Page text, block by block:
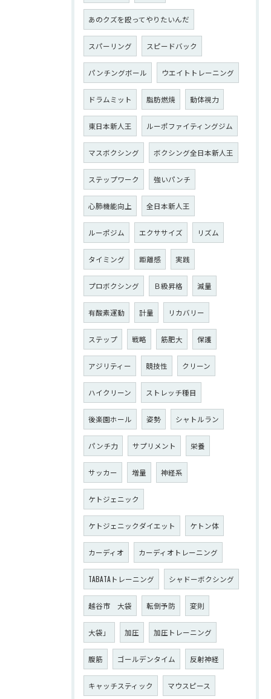
あのクズを殴ってやりたいんだ
スパーリング スピードバック
パンチングボール ウエイトトレーニング
ドラムミット 脂肪燃焼 動体視力
東日本新人王 ルーポファイティングジム
マスボクシング ボクシング全日本新人王
ステップワーク 強いパンチ
心肺機能向上 全日本新人王
ルーポジム エクササイズ リズム
タイミング 距離感 実践
プロボクシング Ｂ級昇格 減量
有酸素運動 計量 リカバリー
ステップ 戦略 筋肥大 保護
アジリティー 競技性 クリーン
ハイクリーン ストレッチ種目
後楽園ホール 姿勢 シャトルラン
パンチ力 サプリメント 栄養
サッカー 増量 神経系
ケトジェニック
ケトジェニックダイエット ケトン体
カーディオ カーディオトレーニング
TABATAトレーニング シャドーボクシング
越谷市 大袋 転倒予防 変則
大袋」 加圧 加圧トレーニング
腹筋 ゴールデンタイム 反射神経
キャッチスティック マウスピース